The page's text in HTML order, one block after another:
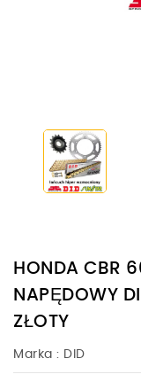
HONDA CBR
NAPĘDOWY
ZŁOTY
Marka : DID